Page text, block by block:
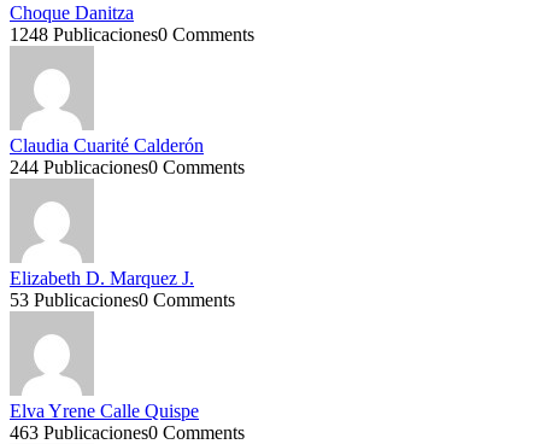
Choque Danitza
1248 Publicaciones0 Comments
Claudia Cuarité Calderón
244 Publicaciones0 Comments
Elizabeth D. Marquez J.
53 Publicaciones0 Comments
Elva Yrene Calle Quispe
463 Publicaciones0 Comments